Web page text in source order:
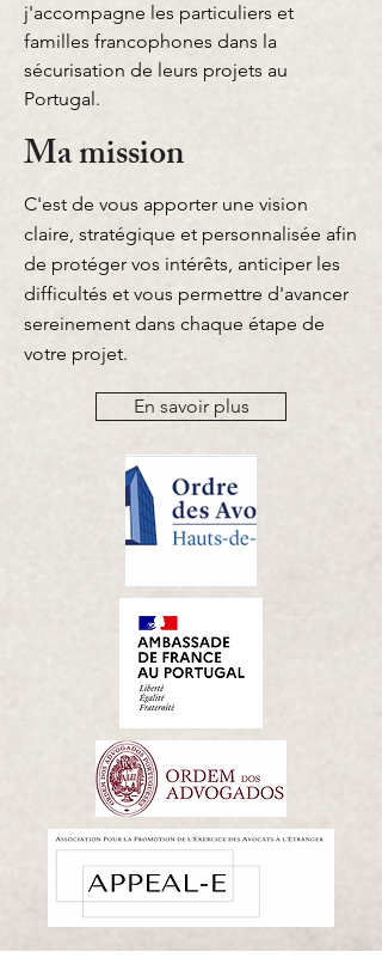
j'accompagne les particuliers et
familles francophones dans la
sécurisation de leurs projets au
Portugal.
Ma mission
C'est de vous apporter une vision
claire, stratégique et personnalisée afin
de protéger vos intérêts, anticiper les
difficultés et vous permettre d'avancer
sereinement dans chaque étape de
votre projet.
En savoir plus